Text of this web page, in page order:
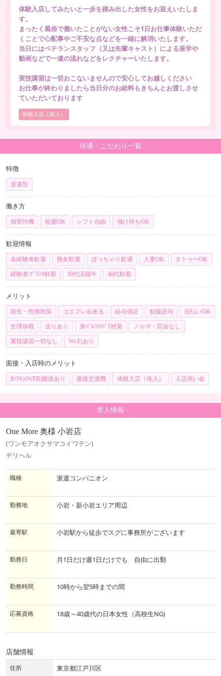
体験入店してみたいと一歩を踏み出した女性をお迎えいたしま
す。
まったく風俗で働いたことがない女性こそ1日お仕事体験いただ
くことで心配事やご不安な点などを一緒に解消いたします。
当日にはベテランスタッフ（又は先輩キャスト）による座学や
動画などで一連の流れなどをレクチャーいたします。
実技講習は一切おこないませんので安心してお越しください
お仕事が終わりましたら当日分のお給料もきちんとお渡しさせ
ていただいております
体験入店（体入）
待遇・こだわり一覧
特徴
派遣型
働き方
個室待機 短期OK シフト自由 掛け持ちOK
歓迎情報
未経験者歓迎 熟女歓迎 ぽっちゃり歓迎 人妻OK タトゥーOK
経験者/ﾌﾞﾗﾝｸ歓迎 30代活躍中 40代歓迎
メリット
衛生・性病対策 コスプレ出来る 給与保証 制服貸与 日払いOK
生理休暇 送りあり 身ﾊﾞﾚ/ｱﾘﾊﾞｲ対策 ノルマ・罰金なし
実技講習一切なし Wi-Fiあり
面接・入店時のメリット
ｵﾝﾗｲﾝ(WEB)面接あり 面接交通費 体験入店（体入） 入店祝い金
求人情報
One More 奥様 小岩店
(ワンモアオクサマコイワテン)
デリヘル
職種 派遣コンパニオン
勤務地 小岩・新小岩エリア周辺
最寄駅 小岩駅から徒歩でスグに事務所がございます
勤務日 月1日だけ週1日だけでも 自由に出勤
勤務時間 10時から翌5時までの間
応募資格 18歳～40歳代の日本女性（高校生NG)
店舗情報
住所 東京都江戸川区